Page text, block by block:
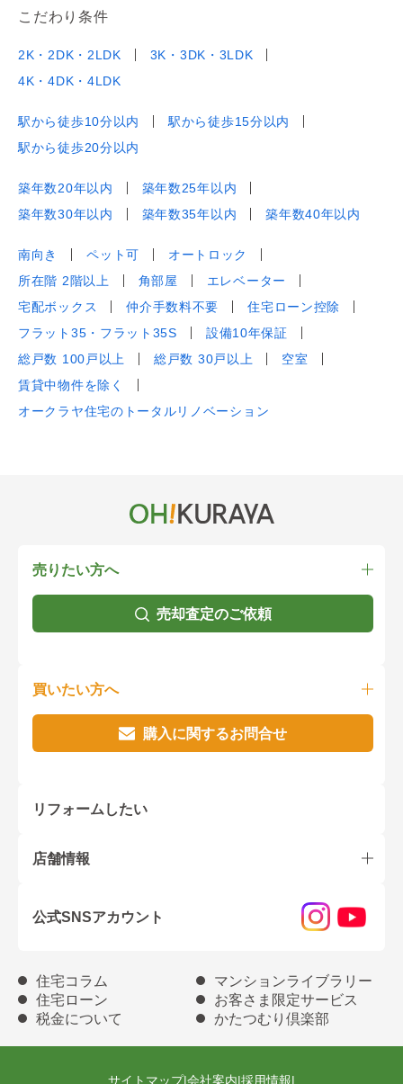
こだわり条件
2K・2DK・2LDK
3K・3DK・3LDK
4K・4DK・4LDK
駅から徒歩10分以内
駅から徒歩15分以内
駅から徒歩20分以内
築年数20年以内
築年数25年以内
築年数30年以内
築年数35年以内 築年数40年以内
南向き ペット可
オートロック
所在階 2階以上
角部屋
エレベーター
宅配ボックス
仲介手数料不要
住宅ローン控除
フラット35・フラット35S
設備10年保証
総戸数 100戸以上
総戸数 30戸以上
空室
賃貸中物件を除く
オークラヤ住宅のトータルリノベーション
売りたい方へ
売却査定のご依頼
買いたい方へ
購入に関するお問合せ
リフォームしたい
店舗情報
公式SNSアカウント
住宅コラム
マンションライブラリー
住宅ローン
お客さま限定サービス
税金について
かたつむり倶楽部
サイトマップ|会社案内|採用情報|